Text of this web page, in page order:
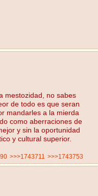
mestozidad, no sabes
de todo es que seran
mandarles a la mierda
como aberraciones de
y sin la oportunidad
y cultural superior.
>>>1743711 >>>1743753